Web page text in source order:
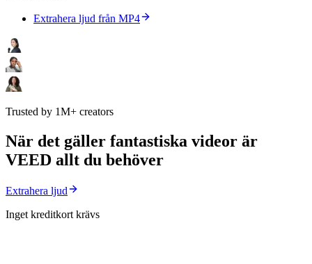
Extrahera ljud från MP4
Trusted by 1M+ creators
När det gäller fantastiska videor är
VEED allt du behöver
Extrahera ljud
Inget kreditkort krävs